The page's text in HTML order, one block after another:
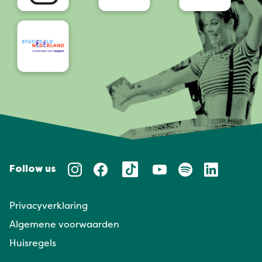
Follow us
Privacyverklaring
Algemene voorwaarden
Huisregels